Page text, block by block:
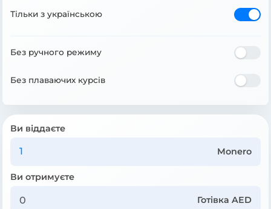
Тільки з українською
Без ручного режиму
Без плаваючих курсів
Ви віддаєте
Monero
Ви отримуєте
Готівка AED